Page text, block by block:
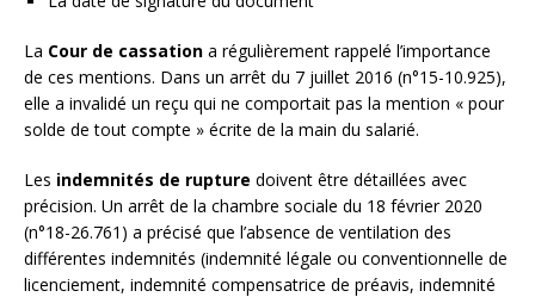
La Cour de cassation a régulièrement rappelé l’importance
de ces mentions. Dans un arrêt du 7 juillet 2016 (n°15-10.925),
elle a invalidé un reçu qui ne comportait pas la mention « pour
solde de tout compte » écrite de la main du salarié.
Les indemnités de rupture doivent être détaillées avec
précision. Un arrêt de la chambre sociale du 18 février 2020
(n°18-26.761) a précisé que l’absence de ventilation des
différentes indemnités (indemnité légale ou conventionnelle de
licenciement, indemnité compensatrice de préavis, indemnité